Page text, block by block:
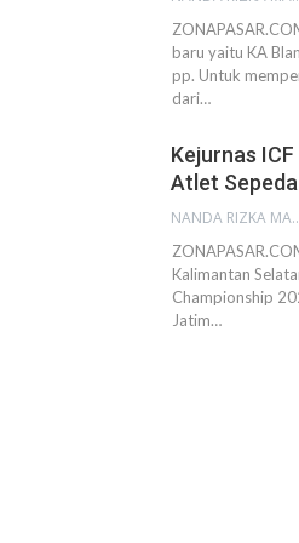
baru yaitu KA
pp. Untuk
dari…
Kejurnas
Atlet
NANDA
Kalimantan
Championship
Jatim…